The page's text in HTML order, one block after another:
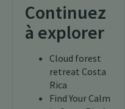
Continuez
à explorer
Cloud forest
retreat Costa
Rica
Find Your Calm